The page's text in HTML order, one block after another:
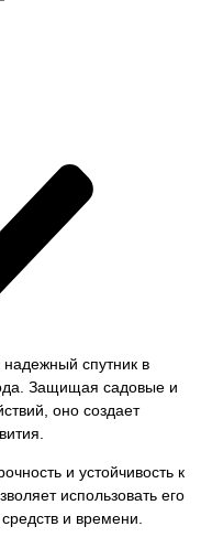
спутник в
Защищая садовые и
оно создает
и устойчивость к
использовать его
и времени.